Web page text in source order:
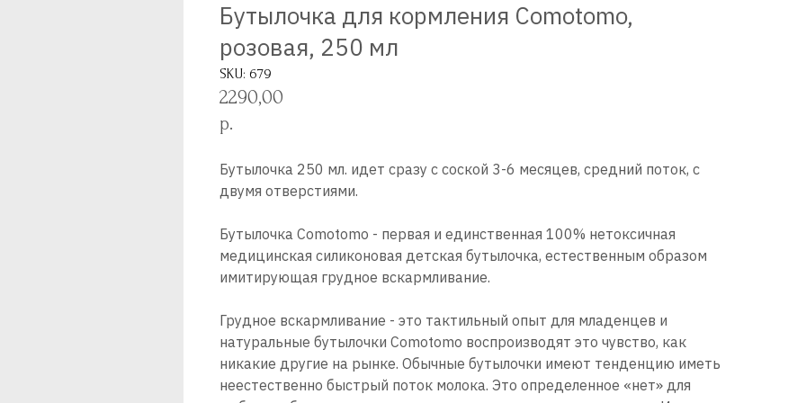
Бутылочка для кормления Comotomo,
розовая, 250 мл
SKU: 679
2290,00
р.
Бутылочка 250 мл. идет сразу с соской 3-6 месяцев, средний поток, с
двумя отверстиями.
Бутылочка Comotomo - первая и единственная 100% нетоксичная
медицинская силиконовая детская бутылочка, естественным образом
имитирующая грудное вскармливание.
Грудное вскармливание - это тактильный опыт для младенцев и
натуральные бутылочки Comotomo воспроизводят это чувство, как
никакие другие на рынке. Обычные бутылочки имеют тенденцию иметь
неестественно быстрый поток молока. Это определенное «нет» для